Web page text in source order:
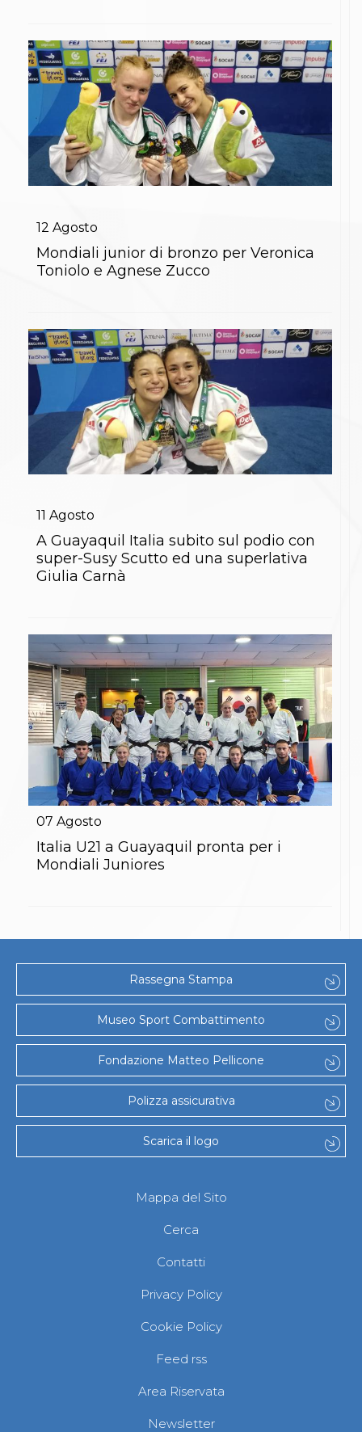
Difesa Personale MGA
La disciplina
News
Merchandising
Mappa del sito
Cerca
Contatti
News
Cookies Accept
Newsletter
Corsi di Specializzazione
Corsi FIJLKAM-FISDIR
Corso Direttore di Gara
Abilitazioni
Sportello Fiscale
News
Modulistica
FAQ
Quesiti fiscali
Sostenibilità
Documenti
12 Agosto
Mondiali junior di bronzo per Veronica
Toniolo e Agnese Zucco
11 Agosto
A Guayaquil Italia subito sul podio con
super-Susy Scutto ed una superlativa
Giulia Carnà
07 Agosto
Italia U21 a Guayaquil pronta per i
Mondiali Juniores
Rassegna Stampa
Museo Sport Combattimento
Fondazione Matteo Pellicone
Polizza assicurativa
Scarica il logo
Mappa del Sito
Cerca
Contatti
Privacy Policy
Cookie Policy
Feed rss
Area Riservata
Newsletter